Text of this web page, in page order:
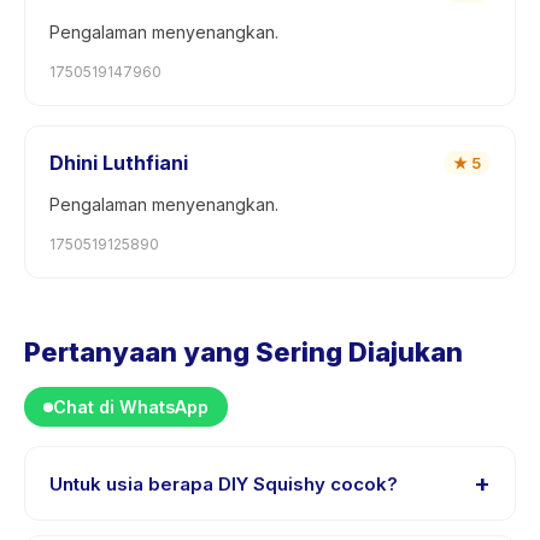
Pengalaman menyenangkan.
1750519147960
Dhini Luthfiani ★ 5
Pengalaman menyenangkan.
1750519125890
Pertanyaan yang Sering Diajukan
Chat di WhatsApp
Untuk usia berapa DIY Squishy cocok? +